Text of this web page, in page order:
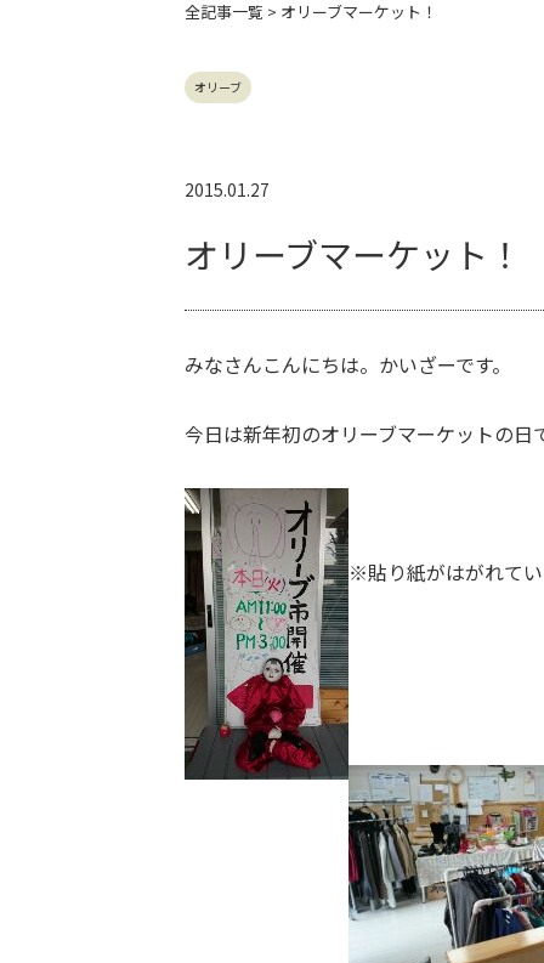
全記事一覧 > オリーブマーケット！
オリーブ
2015.01.27
オリーブマーケット！
みなさんこんにちは。かいざーです。
今日は新年初のオリーブマーケットの日
※貼り紙がはがれて